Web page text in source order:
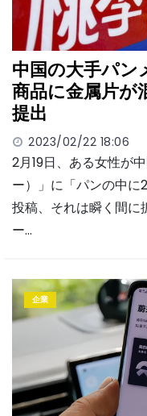
中国の大手パン
商品に金属片が
提出
2023/02/22 18:06
2月19日、ある女性が
ー）」に「パンの中
投稿、それは瞬く間に
ー…
企業